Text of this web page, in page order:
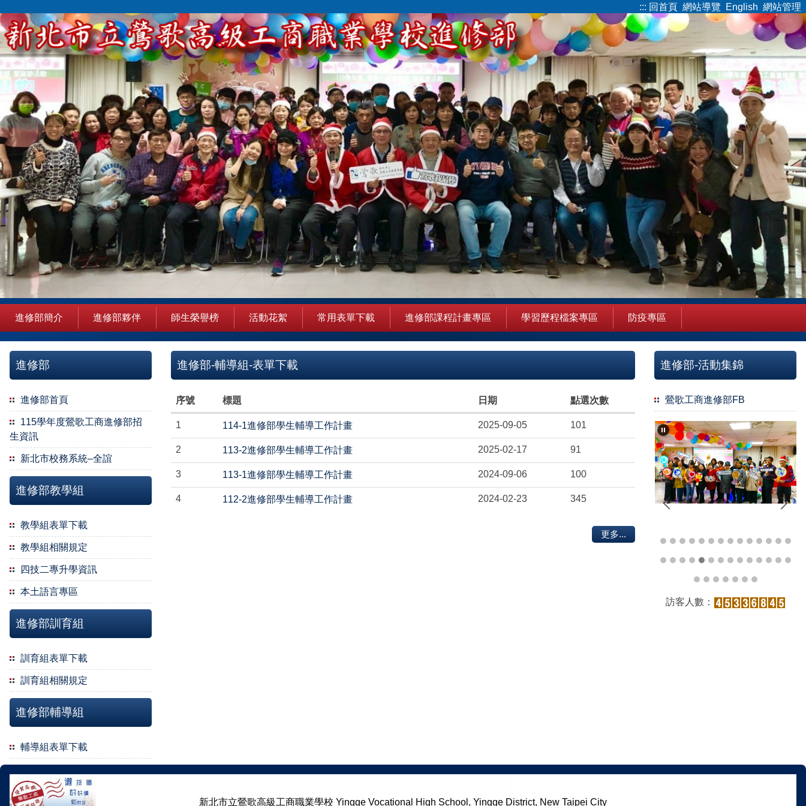
到
主
要
內
容
區
::: 回首頁 網站導覽 English 網站管理
進修部簡介 進修部夥伴 師生榮譽榜 活動花絮 常用表單下載 進修部課程計畫專區 學習歷程檔案專區 防疫專區
進修部
進修部首頁
115學年度鶯歌工商進修部招
生資訊
新北市校務系統–全誼
進修部教學組
教學組表單下載
教學組相關規定
四技二專升學資訊
本土語言專區
進修部訓育組
訓育組表單下載
訓育組相關規定
進修部輔導組
輔導組表單下載
進修部-輔導組-表單下載
序號 標題 日期 點選次數
1 114-1進修部學生輔導工作計畫 2025-09-05 101
2 113-2進修部學生輔導工作計畫 2025-02-17 91
3 113-1進修部學生輔導工作計畫 2024-09-06 100
4 112-2進修部學生輔導工作計畫 2024-02-23 345
更多...
進修部-活動集錦
鶯歌工商進修部FB
訪客人數：
新北市立鶯歌高級工商職業學校 Yingge Vocational High School, Yingge District, New Taipei City